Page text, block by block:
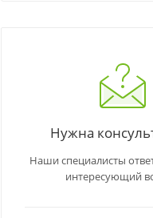
Нужна
Наши специалисты
интересующий